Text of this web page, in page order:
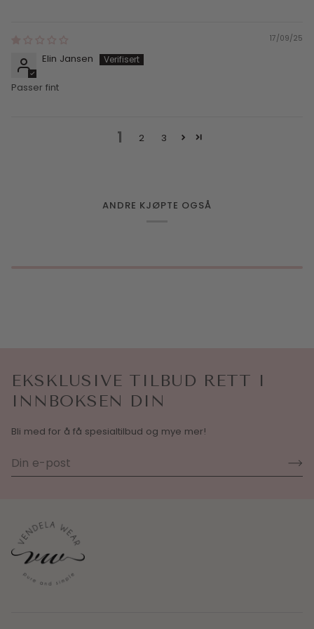
17/09/25
Elin Jansen
Passer fint
1 2 3
ANDRE KJØPTE OGSÅ
EKSKLUSIVE TILBUD RETT I
INNBOKSEN DIN
Bli med for å få spesialtilbud og mye mer!